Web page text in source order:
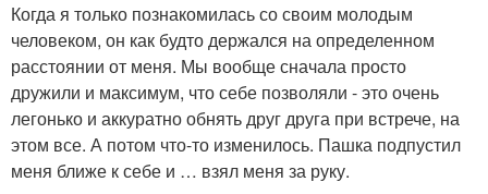
Когда я только познакомилась со своим молодым
человеком, он как будто держался на определенном
расстоянии от меня. Мы вообще сначала просто
дружили и максимум, что себе позволяли - это очень
легонько и аккуратно обнять друг друга при встрече, на
этом все. А потом что-то изменилось. Пашка подпустил
меня ближе к себе и … взял меня за руку.